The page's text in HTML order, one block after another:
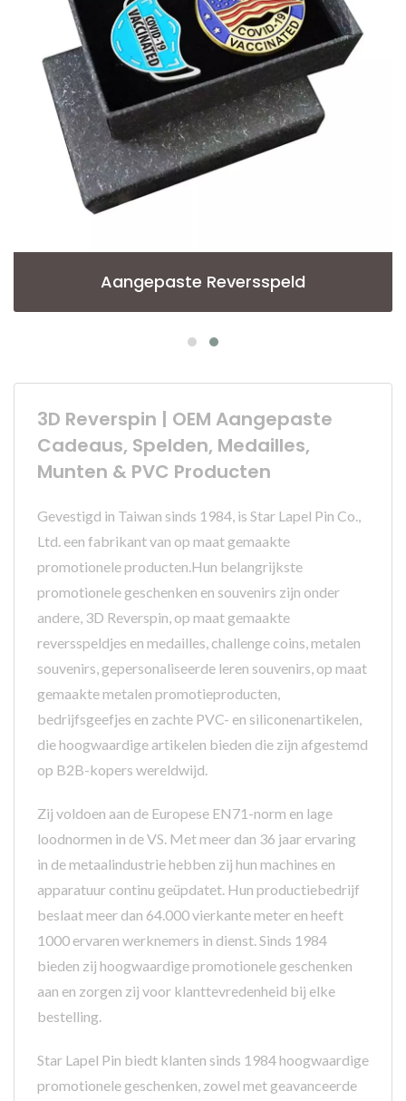
Aangepaste Reversspeld
3D Reverspin | OEM Aangepaste
Cadeaus, Spelden, Medailles,
Munten & PVC Producten
Gevestigd in Taiwan sinds 1984, is Star Lapel Pin Co.,
Ltd. een fabrikant van op maat gemaakte
promotionele producten.Hun belangrijkste
promotionele geschenken en souvenirs zijn onder
andere, 3D Reverspin, op maat gemaakte
reversspeldjes en medailles, challenge coins, metalen
souvenirs, gepersonaliseerde leren souvenirs, op maat
gemaakte metalen promotieproducten,
bedrijfsgeefjes en zachte PVC- en siliconenartikelen,
die hoogwaardige artikelen bieden die zijn afgestemd
op B2B-kopers wereldwijd.
Zij voldoen aan de Europese EN71-norm en lage
loodnormen in de VS. Met meer dan 36 jaar ervaring
in de metaalindustrie hebben zij hun machines en
apparatuur continu geüpdatet. Hun productiebedrijf
beslaat meer dan 64.000 vierkante meter en heeft
1000 ervaren werknemers in dienst. Sinds 1984
bieden zij hoogwaardige promotionele geschenken
aan en zorgen zij voor klanttevredenheid bij elke
bestelling.
Star Lapel Pin biedt klanten sinds 1984 hoogwaardige
promotionele geschenken, zowel met geavanceerde